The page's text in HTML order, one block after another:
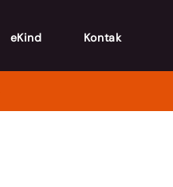
eKind Kontak